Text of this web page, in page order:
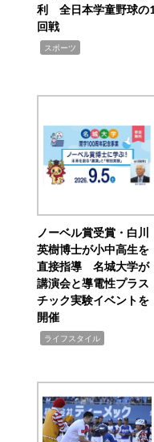
利 全日本学童野球の
回戦
スポーツ
ノーベル賞受賞・白川
英樹博士が小中高生を
直接指導 名城大学が
講演会と導電性プラス
チック実験イベントを
開催
ライフスタイル